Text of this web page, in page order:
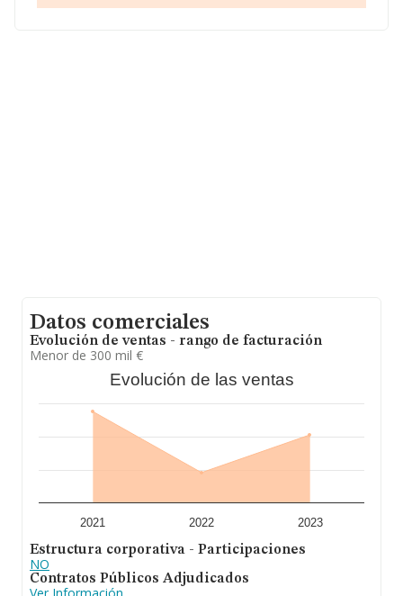
de Valencia, Comunidad Valenciana.
Datos comerciales
Evolución de ventas - rango de facturación
Menor de 300 mil €
Evolución de las ventas
2021 2022 2023
Estructura corporativa - Participaciones
NO
Contratos Públicos Adjudicados